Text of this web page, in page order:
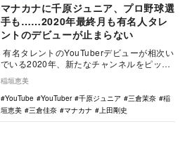
マナカナに千原ジュニア、プロ野球選
手も……2020年最終月も有名人タレ
ントのデビューが止まらない
有名タレントのYouTuberデビューが相次い
でいる2020年、新たなチャンネルをピック
アップするとともに、その方向性や内容
を…
稲垣恵美
YouTube
YouTuber 千原ジュニア 三倉茉奈
稲
垣恵美
三倉佳奈 マナカナ 上田剛史